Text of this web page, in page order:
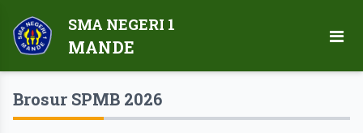
SMA NEGERI 1
MANDE
Brosur SPMB 2026